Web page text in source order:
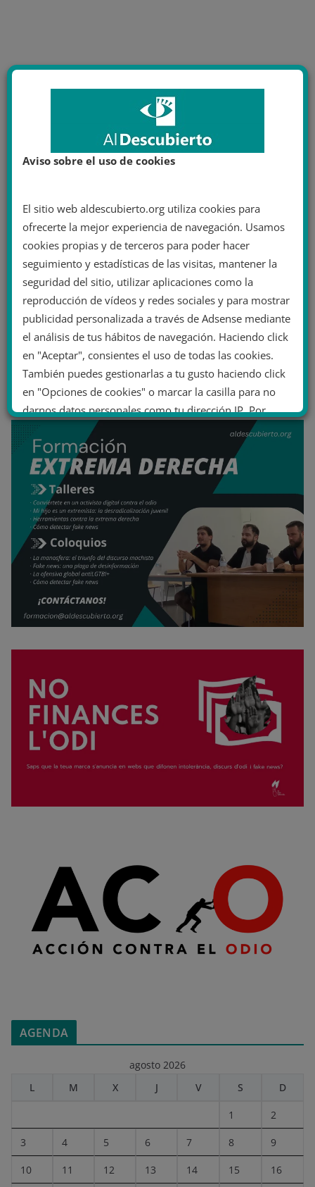
AGENDA
agosto 2026
L
M X J V S D
1 2
3 4 5 6 7 8 9
10 11 12 13 14 15 16
Aviso sobre el uso de cookies
El sitio web aldescubierto.org utiliza cookies para
ofrecerte la mejor experiencia de navegación. Usamos
cookies propias y de terceros para poder hacer
seguimiento y estadísticas de las visitas, mantener la
seguridad del sitio, utilizar aplicaciones como la
reproducción de vídeos y redes sociales y para mostrar
publicidad personalizada a través de Adsense mediante
el análisis de tus hábitos de navegación. Haciendo click
en "Aceptar", consientes el uso de todas las cookies.
También puedes gestionarlas a tu gusto haciendo click
en "Opciones de cookies" o marcar la casilla para no
darnos datos personales como tu dirección IP. Por
último, puedes leer nuestra Política de cookies.
No dar mi información personal
Opciones de cookies Aceptar cookies
Rechazar cookies Política de cookies